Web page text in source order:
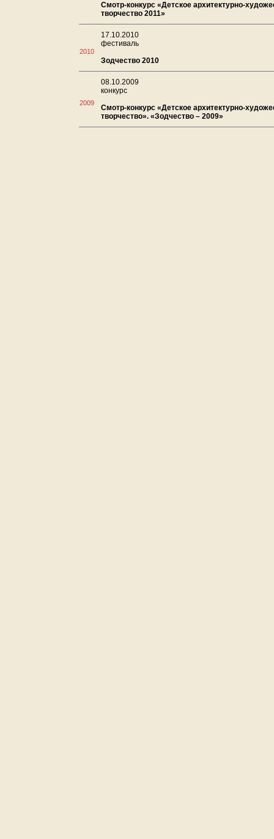
Смотр-конкурс «Детское архитектурно-
творчество 2011»
2010
17.10.2010
фестиваль
Зодчество 2010
2009
08.10.2009
конкурс
Смотр-конкурс «Детское архитектурно-
творчество». «Зодчество – 2009»